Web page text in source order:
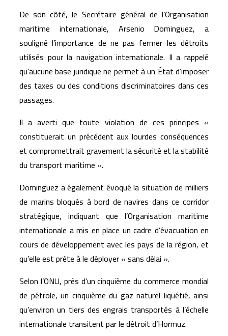
De son côté, le Secrétaire général de l’Organisation
maritime internationale, Arsenio Dominguez, a
souligné l’importance de ne pas fermer les détroits
utilisés pour la navigation internationale. Il a rappelé
qu’aucune base juridique ne permet à un État d’imposer
des taxes ou des conditions discriminatoires dans ces
passages.
Il a averti que toute violation de ces principes «
constituerait un précédent aux lourdes conséquences
et compromettrait gravement la sécurité et la stabilité
du transport maritime ».
Dominguez a également évoqué la situation de milliers
de marins bloqués à bord de navires dans ce corridor
stratégique, indiquant que l’Organisation maritime
internationale a mis en place un cadre d’évacuation en
cours de développement avec les pays de la région, et
qu’elle est prête à le déployer « sans délai ».
Selon l’ONU, près d’un cinquième du commerce mondial
de pétrole, un cinquième du gaz naturel liquéfié, ainsi
qu’environ un tiers des engrais transportés à l’échelle
internationale transitent par le détroit d’Hormuz.